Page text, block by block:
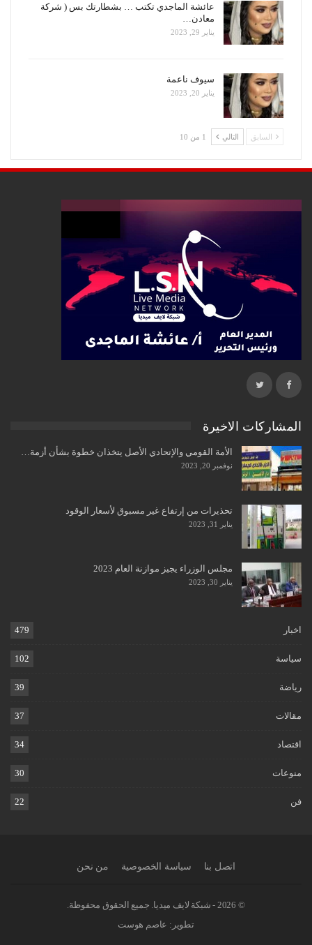
عائشة الماجدي تكتب … بشطارتك بس ( شركة
معادن…
يناير 29, 2023
سيوف ناعمة
يناير 20, 2023
السابق التالي 1 من 10
المشاركات الاخيرة
الأمة القومي والإتحادي الأصل يتخذان خطوة بشأن أزمة…
نوفمبر 20, 2023
تحذيرات من إرتفاع غير مسبوق لأسعار الوقود
يناير 31, 2023
مجلس الوزراء يجيز موازنة العام 2023
يناير 30, 2023
اخبار 479
سياسة 102
رياضة 39
مقالات 37
اقتصاد 34
منوعات 30
فن 22
اتصل بنا سياسة الخصوصية من نحن
© 2026 - شبكة لايف ميديا. جميع الحقوق محفوظة.
تطوير: عاصم هوست